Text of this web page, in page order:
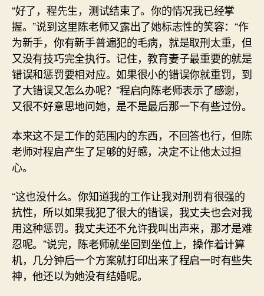
“好了，程先生，测试结束了。你的情况我已经掌
握。”说到这里陈老师又露出了她标志性的笑容：“作
为新手，你有新手普遍犯的毛病，就是取刑太重，但
又没有技巧完全执行。记住，教育妻子最重要的就是
错误和惩罚要相对应。如果很小的错误你就重罚，到
了大错误又怎么办呢？”程启向陈老师表示了感谢，
又很不好意思地问她，是不是最后那一下有些过份。
本来这不是工作的范围内的东西，不回答也行，但陈
老师对程启产生了足够的好感，决定不让他太过担
心。
“这也没什么。你知道我的工作让我对刑罚有很强的
抗性，所以如果我犯了很大的错误，我丈夫也会对我
用这种惩罚。我丈夫还不允许我叫出声来，那才是难
忍呢。”说完，陈老师就坐回到坐位上，操作着计算
机，几分钟后一个方案就打印出来了程启一时有些失
神，他还以为她没有结婚呢。